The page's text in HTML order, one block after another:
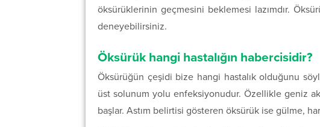
öksürüklerinin geçmesini beklemesi lazımdır.
deneyebilirsiniz.
Öksürük hangi hastalığın habercisidir?
Öksürüğün çeşidi bize hangi hastalık olduğunu
üst solunum yolu enfeksiyonudur. Özellikle geniz
başlar. Astım belirtisi gösteren öksürük ise gülme,